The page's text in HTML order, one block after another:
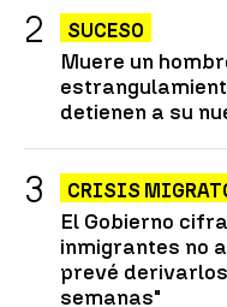
SUCESO
Muere un
detienen a su
CRISIS
El Gobierno
inmigrantes no
prevé
semanas"